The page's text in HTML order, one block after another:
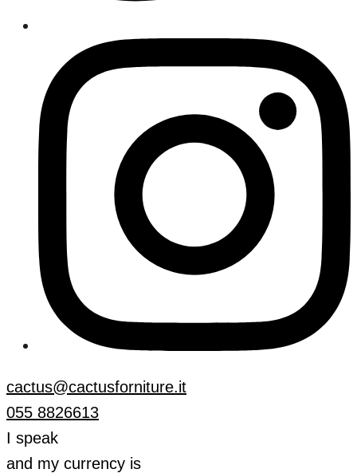
cactus@cactusforniture.it
055 8826613
I speak
and my currency is